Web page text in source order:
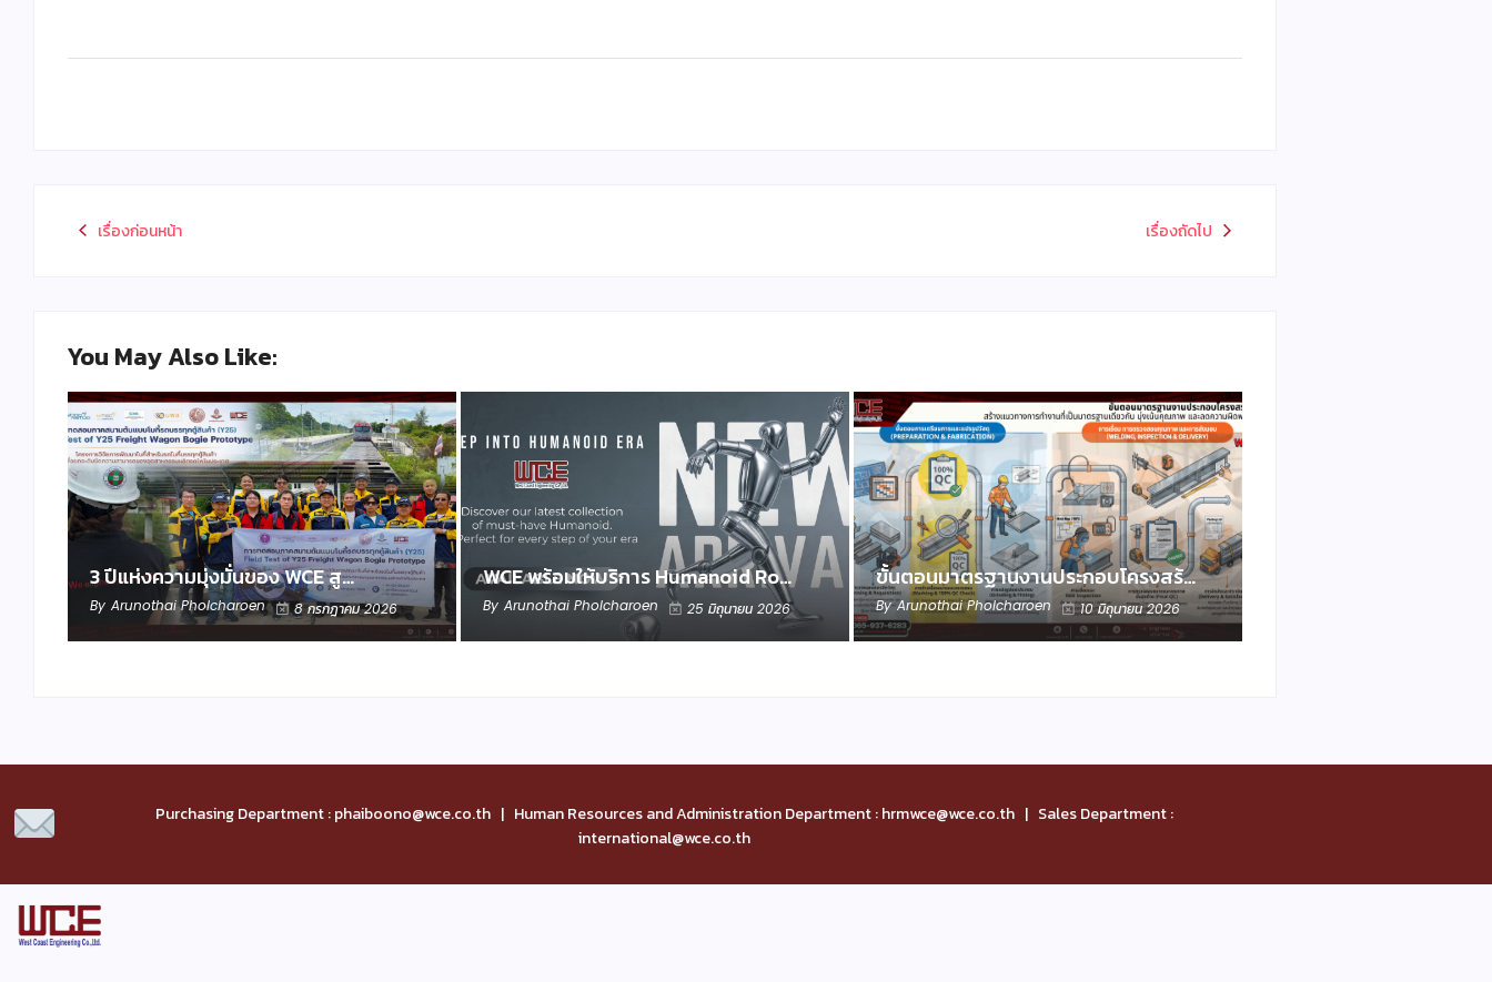
เรื่องก่อนหน้า เรื่องถัดไป
You May Also Like:
3 ปีแห่งความมุ่งมั่นของ WCE สู…
By Arunothai Pholcharoen 8 กรกฎาคม 2026
WCE พร้อมให้บริการ Humanoid Ro…
By Arunothai Pholcharoen 25 มิถุนายน 2026
ขั้นตอนมาตรฐานงานประกอบโครงสร้…
By Arunothai Pholcharoen 10 มิถุนายน 2026
Purchasing Department : phaiboono@wce.co.th | Human Resources and Administration Department : hrmwce@wce.co.th | Sales Department :
international@wce.co.th